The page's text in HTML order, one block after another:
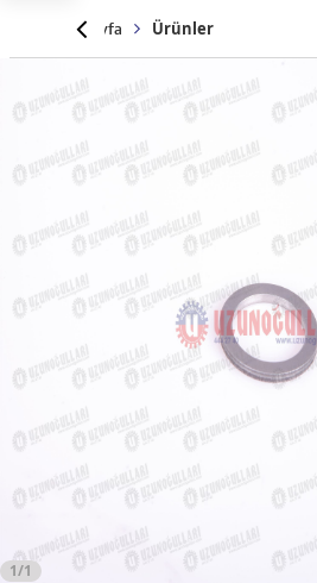
Anasayfa Ürünler
1/1